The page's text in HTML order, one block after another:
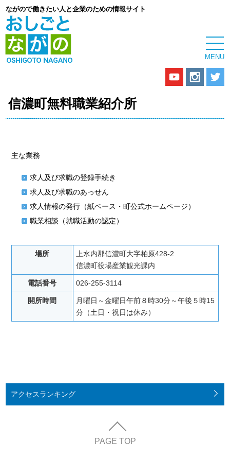
ながので働きたい人と企業のための情報サイト
信濃町無料職業紹介所
主な業務
求人及び求職の登録手続き
求人及び求職のあっせん
求人情報の発行（紙ベース・町公式ホームページ）
職業相談（就職活動の認定）
場所
上水内郡信濃町大字柏原428-2
信濃町役場産業観光課内
電話番号 026-255-3114
開所時間
月曜日～金曜日午前８時30分～午後５時15
分（土日・祝日は休み）
アクセスランキング
PAGE TOP